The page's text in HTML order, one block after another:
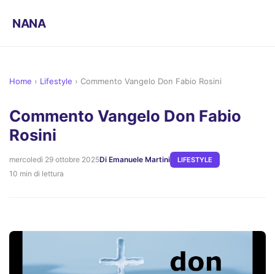
NANA
Home › Lifestyle › Commento Vangelo Don Fabio Rosini
Commento Vangelo Don Fabio
Rosini
mercoledì 29 ottobre 2025Di Emanuele Martini LIFESTYLE
10 min di lettura